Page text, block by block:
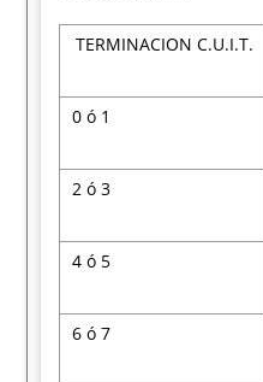
TERMINACION C.U.I.T.
0 ó 1
2 ó 3
4 ó 5
6 ó 7